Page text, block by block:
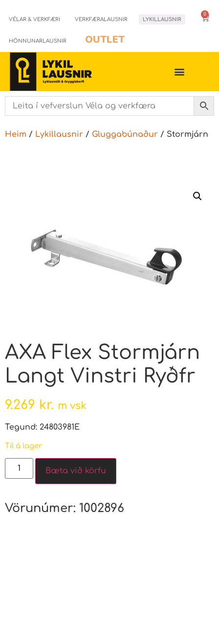
VÉLAR & VERKFÆRI VERKFÆRALAUSNIR LYKILLAUSNIR
HÖNNUNARLAUSNIR OUTLET
0
Heim / Lykillausnir / Gluggabúnaður / Stormjárn
AXA Flex Stormjárn
Langt Vinstri Ryðfr
9.269 kr. m vsk
Tegund: 24803981E
Til á lager
Bæta við körfu
Vörunúmer: 1002896